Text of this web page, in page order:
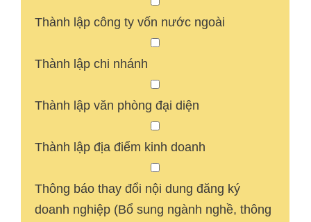
Thành lập công ty vốn nước ngoài
Thành lập chi nhánh
Thành lập văn phòng đại diện
Thành lập địa điểm kinh doanh
Thông báo thay đổi nội dung đăng ký
doanh nghiệp (Bổ sung ngành nghề, thông